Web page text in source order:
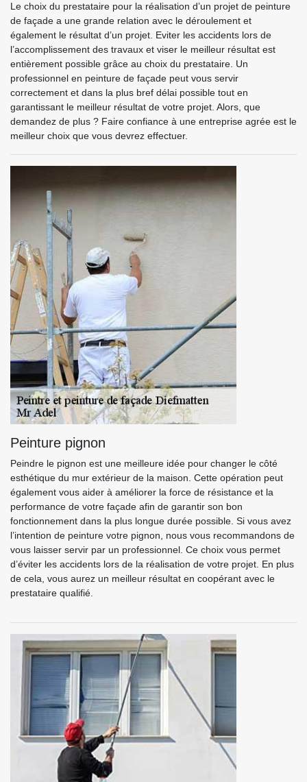
Le choix du prestataire pour la réalisation d’un projet de peinture
de façade a une grande relation avec le déroulement et
également le résultat d’un projet. Eviter les accidents lors de
l’accomplissement des travaux et viser le meilleur résultat est
entièrement possible grâce au choix du prestataire. Un
professionnel en peinture de façade peut vous servir
correctement et dans la plus bref délai possible tout en
garantissant le meilleur résultat de votre projet. Alors, que
demandez de plus ? Faire confiance à une entreprise agrée est le
meilleur choix que vous devrez effectuer.
Peinture pignon
Peindre le pignon est une meilleure idée pour changer le côté
esthétique du mur extérieur de la maison. Cette opération peut
également vous aider à améliorer la force de résistance et la
performance de votre façade afin de garantir son bon
fonctionnement dans la plus longue durée possible. Si vous avez
l’intention de peinture votre pignon, nous vous recommandons de
vous laisser servir par un professionnel. Ce choix vous permet
d’éviter les accidents lors de la réalisation de votre projet. En plus
de cela, vous aurez un meilleur résultat en coopérant avec le
prestataire qualifié.